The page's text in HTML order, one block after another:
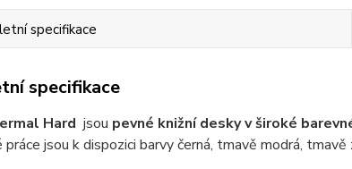
specifikace
specifikace
Hard jsou pevné knižní desky v široké
jsou k dispozici barvy černá, tmavě modrá, tmavě